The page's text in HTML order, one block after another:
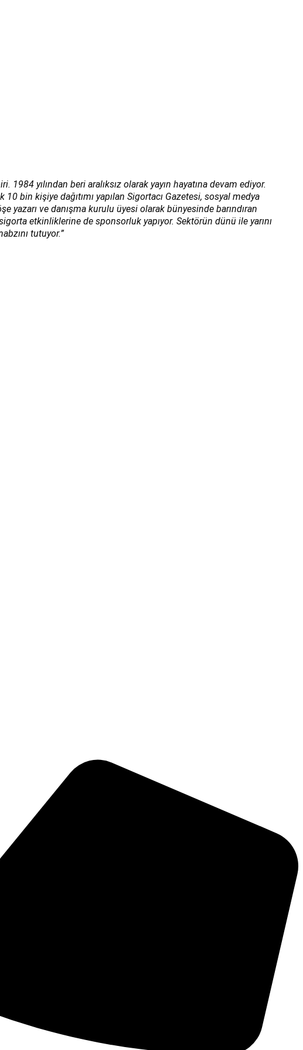
1984 yılından beri aralıksız olarak yayın hayatına devam ediyor.
bin kişiye dağıtımı yapılan Sigortacı Gazetesi, sosyal medya
yazarı ve danışma kurulu üyesi olarak bünyesinde barındıran
etkinliklerine de sponsorluk yapıyor. Sektörün dünü ile yarını
tutuyor.”